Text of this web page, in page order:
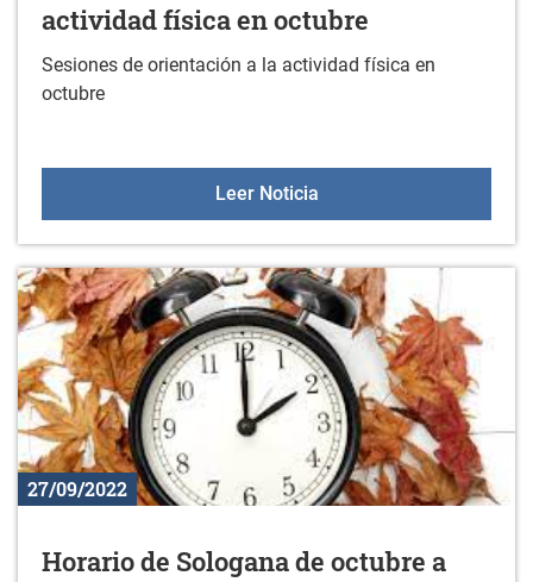
actividad física en octubre
Sesiones de orientación a la actividad física en
octubre
Leer NoticiaSesiones de orientación
27/09/2022
Horario de Sologana de octubre a